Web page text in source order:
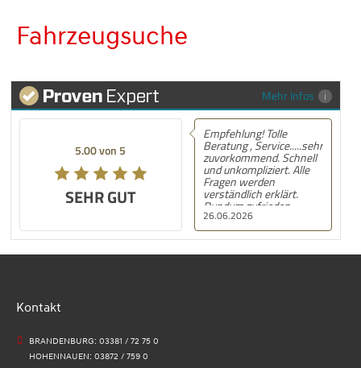
Fahrzeugsuche
Mehr Infos
5.00 von 5
SEHR GUT
26.06.2026
Empfehlung! Tolle
Beratung , Service.....sehr
zuvorkommend. Schnell
und unkompliziert. Alle
Fragen werden
verständlich erklärt.
Rundum zufrieden.
Kontakt
BRANDENBURG: 03381 / 72 75 0
HOHENNAUEN: 03872 / 759 0